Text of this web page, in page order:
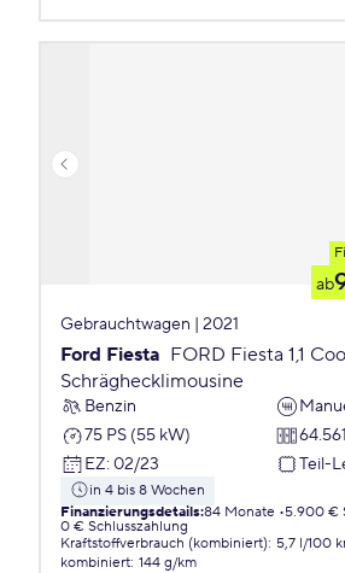
ab
Gebrauchtwagen | 2021
Ford Fiesta FORD Fiesta 1,1
Schräghecklimousine
Benzin
75 PS (55 kW)
EZ: 02/23 Teil-
in 4 bis 8 Wochen
Finanzierungsdetails:84 Monate 5.900 €
0 € Schlusszahlung
Kraftstoffverbrauch (kombiniert): 5,7 l/100
kombiniert: 144 g/km